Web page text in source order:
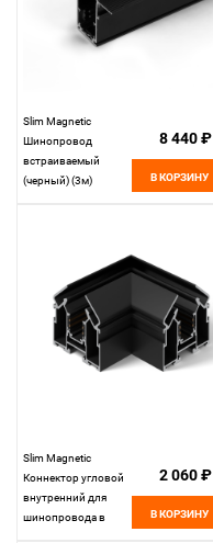
Slim Magnetic
Шинопровод
встраиваемый
(черный) (3м)
8 440 ₽
В КОРЗИНУ
Slim Magnetic
Коннектор угловой
внутренний для
шинопровода в
2 060 ₽
В КОРЗИНУ